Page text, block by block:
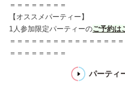
＝＝＝＝＝＝＝＝
【オススメパーティー】
1人参加限定パーティーのご予約は
＝＝＝＝＝＝＝＝＝＝＝＝＝＝＝
＝＝＝＝＝＝＝＝
パーティ